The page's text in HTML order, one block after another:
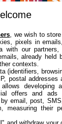
CGU
À
La
, we wish to
pixels in
with our
already held
contexts.
(identifiers,
postal addresses
developing
offers and
email, post,
measuring their
and withdraw